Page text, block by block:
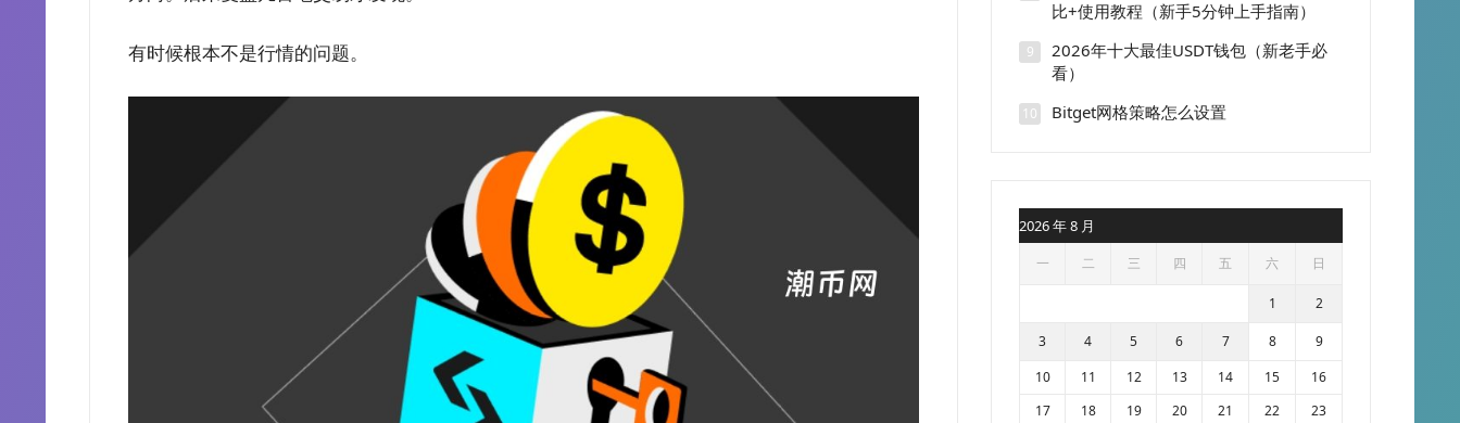
有时候根本不是行情的问题。
比+使用教程（新手5分钟上手指南）
9
2026年十大最佳USDT钱包（新老手必
看）
10 Bitget网格策略怎么设置
2026 年 8 月
一 二 三 四 五 六 日
1 2
3 4 5 6 7 8
9
10
11 12 13 14 15
16
17
18 19 20 21 22 23